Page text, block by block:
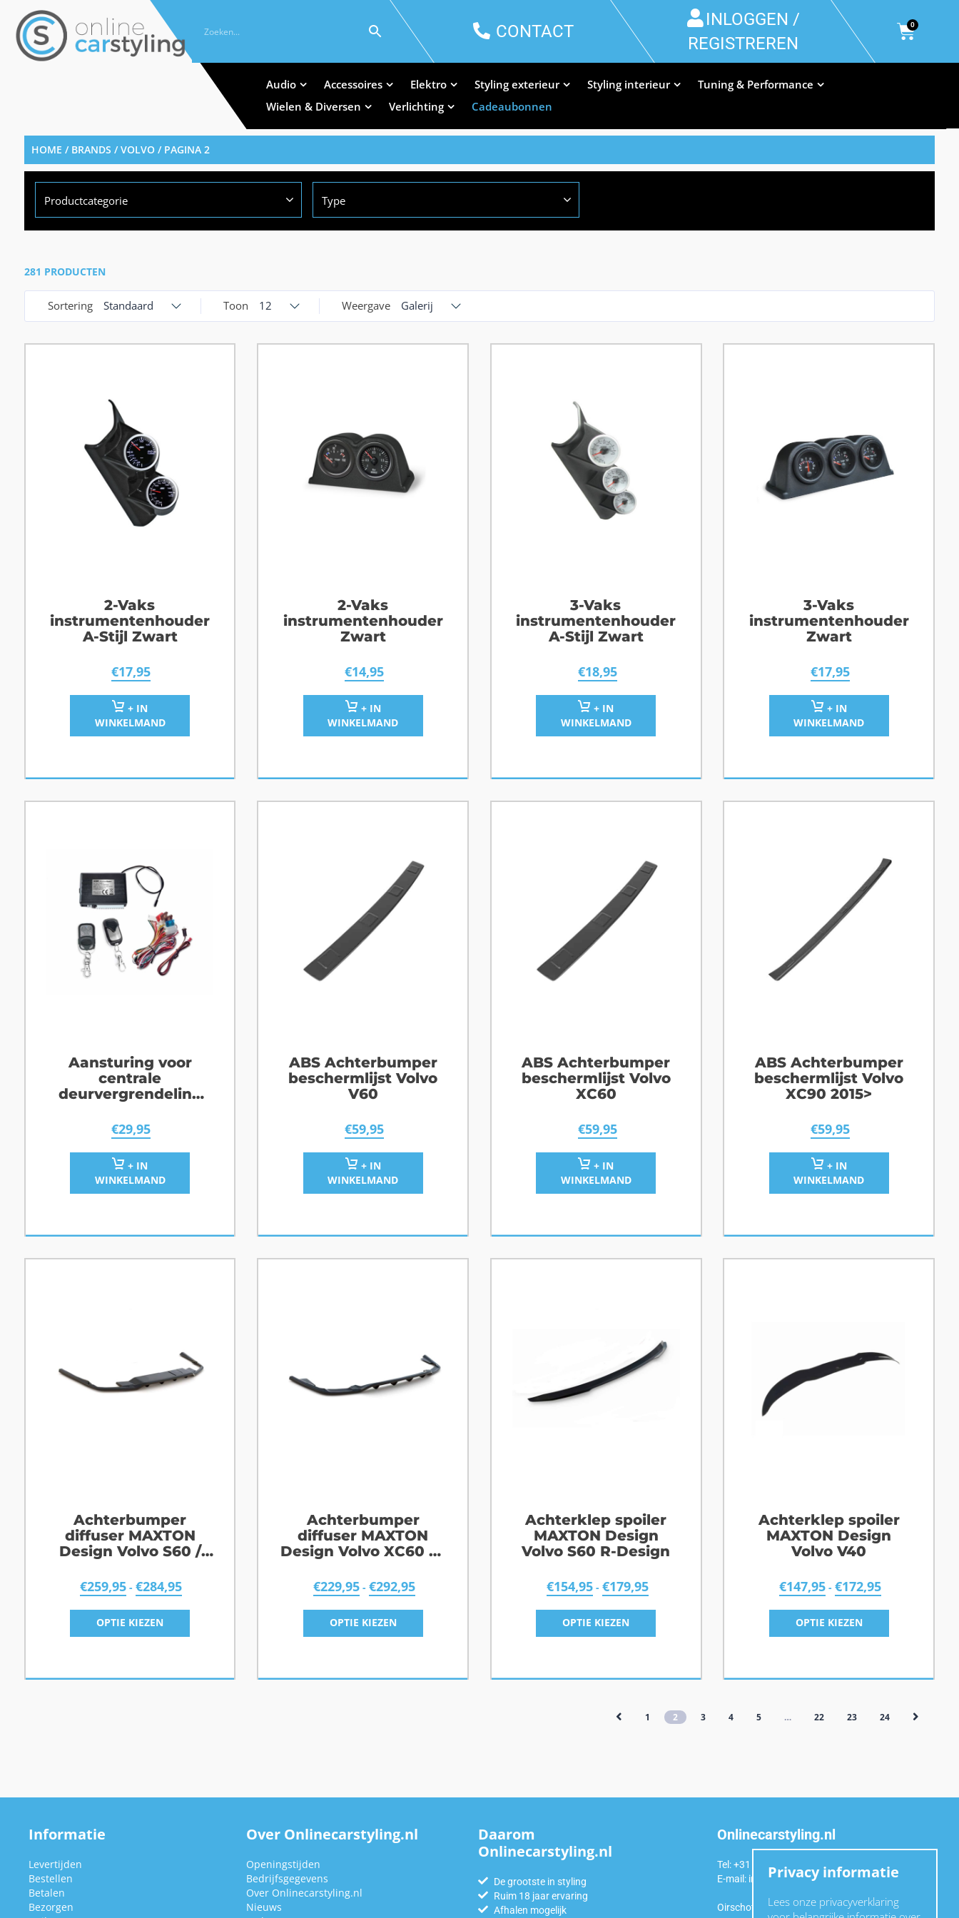
CONTACT
INLOGGEN /
REGISTREREN
0
Audio Accessoires Elektro Styling exterieur Styling interieur
Tuning & Performance
Wielen & Diversen
Verlichting Cadeaubonnen
HOME / BRANDS /VOLVO/ PAGINA 2
Productcategorie Type
281 PRODUCTEN
Sortering Standaard Toon 12 Weergave Galerij
2-Vaks
instrumentenhouder
A-Stijl Zwart
€17,95
+ IN
WINKELMAND
2-Vaks
instrumentenhouder
Zwart
€14,95
+ IN
WINKELMAND
3-Vaks
instrumentenhouder
A-Stijl Zwart
€18,95
+ IN
WINKELMAND
3-Vaks
instrumentenhouder
Zwart
€17,95
+ IN
WINKELMAND
Aansturing voor
centrale
deurvergrendeling
€29,95
+ IN
WINKELMAND
ABS Achterbumper
beschermlijst Volvo
V60
€59,95
+ IN
WINKELMAND
ABS Achterbumper
beschermlijst Volvo
XC60
€59,95
+ IN
WINKELMAND
ABS Achterbumper
beschermlijst Volvo
XC90 2015>
€59,95
+ IN
WINKELMAND
Achterbumper
diffuser MAXTON
Design Volvo S60 /
€259,95 - €284,95
OPTIE KIEZEN
Achterbumper
diffuser MAXTON
Design Volvo XC60 R-
€229,95 - €292,95
OPTIE KIEZEN
Achterklep spoiler
MAXTON Design
Volvo S60 R-Design
€154,95 - €179,95
OPTIE KIEZEN
Achterklep spoiler
MAXTON Design
Volvo V40
€147,95 - €172,95
OPTIE KIEZEN
1 2 3 4 5 … 22 23 24
Informatie
Levertijden
Bestellen
Betalen
Bezorgen
Over Onlinecarstyling.nl
Openingstijden
Bedrijfsgegevens
Over Onlinecarstyling.nl
Nieuws
Daarom
Onlinecarstyling.nl
De grootste in styling
Ruim 18 jaar ervaring
Afhalen mogelijk
Onlinecarstyling.nl
Tel: +31 (0)6 54 98 49 99
E-mail: info@onlinecarstyling.nl
Oirschotseweg 92a
Privacy informatie
Lees onze privacyverklaring